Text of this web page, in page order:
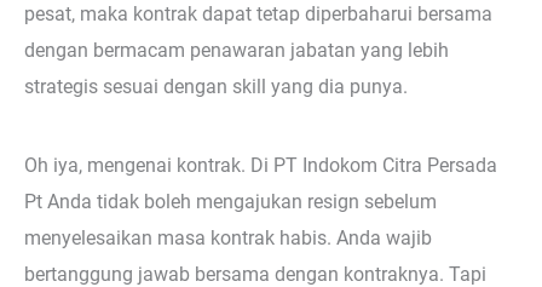
pesat, maka kontrak dapat tetap diperbaharui bersama
dengan bermacam penawaran jabatan yang lebih
strategis sesuai dengan skill yang dia punya.
Oh iya, mengenai kontrak. Di PT Indokom Citra Persada
Pt Anda tidak boleh mengajukan resign sebelum
menyelesaikan masa kontrak habis. Anda wajib
bertanggung jawab bersama dengan kontraknya. Tapi